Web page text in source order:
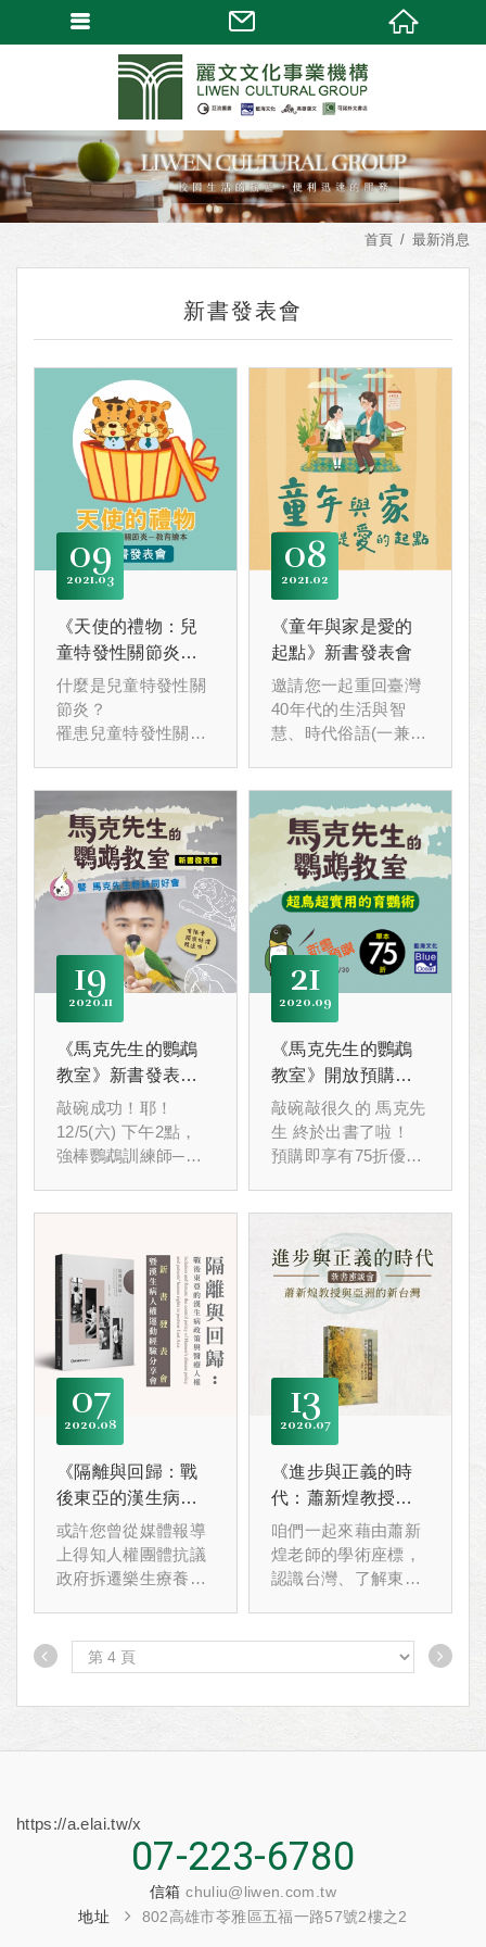
首頁 最新消息
新書發表會
09
03
2021
《天使的禮物：兒
童特發性關節炎－
教育繪本》新書發
表會
什麼是兒童特發性關
節炎？
罹患兒童特發性關節
動，遭受同儕異樣眼
光，
臉上的笑顏與光彩逐
漸消去。”和別的同學
一樣就好”，這麼簡單
的事變成了一種奢
08
02
2021
《童年與家是愛的
起點》新書發表會
邀請您一起重回臺灣
40年代的生活與智
慧、時代俗語(一兼二
家人的關係，用愛的
眼光來理解世代差
異，找到屬於童年與
家庭中的幸福起點
吧！
19
11
2020
《馬克先生的鸚鵡
教室》新書發表會
暨 馬克先生粉絲同
好會
敲碗成功！耶！
12/5(六) 下午2點，
強棒鸚鵡訓練師─馬
來和讀者們見面，
分享他的育鸚經驗及
寫書過程，
讀者們有任何飼養鸚
鵡的問題都可在現場
問他喔！
活動現場將有限量獨
家好禮贈送，
參加的民眾有機會獲
得馬克先生準備的禮
物喔！
21
09
2020
《馬克先生的鸚鵡
教室》開放預購
啦！
敲碗敲很久的 馬克先
生 終於出書了啦！
預購即享有75折優
07
08
2020
《隔離與回歸：戰
後東亞的漢生病政
策與醫療人權》新
書發會暨漢生病人
權運動經驗分享會
或許您曾從媒體報導
上得知人權團體抗議
政府拆遷樂生療養院
樂生議題、甚至投入
相關研究或運動，
生病」很陌生。
無論您是上述哪一
都誠摯邀請您來參加
這場活動。
13
07
2020
《進步與正義的時
代：蕭新煌教授與
亞洲的新台灣》新
書座談會
咱們一起來藉由蕭新
煌老師的學術座標，
認識台灣、了解東亞
˙台灣與東南亞客家
˙東亞與東南亞研究的
https://a.elai.tw/x
07-223-6780
信箱chuliu@liwen.com.tw
地址
802高雄市苓雅區五福一路57號2樓之2